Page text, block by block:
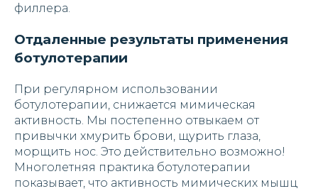
филлера.
Отдаленные результаты применения
ботулотерапии
При регулярном использовании
ботулотерапии, снижается мимическая
активность. Мы постепенно отвыкаем от
привычки хмурить брови, щурить глаза,
морщить нос. Это действительно возможно!
Многолетняя практика ботулотерапии
показывает, что активность мимических мышц